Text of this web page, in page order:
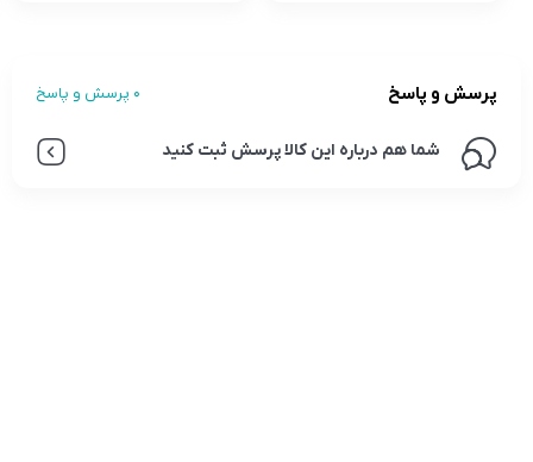
پرسش و پاسخ 0 پرسش و پاسخ
شما هم درباره این کالا پرسش ثبت کنید